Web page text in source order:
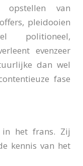
opstellen van
pleidooien
politioneel,
evenzeer
dan wel
fase
in het frans. Zij
kennis van het